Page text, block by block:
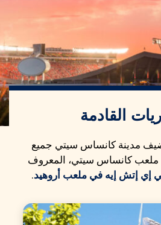
القادمة
مدينة كانساس سيتي جميع
ملعب كانساس سيتي، المعروف
إي إتش إيه في ملعب أروهيد.